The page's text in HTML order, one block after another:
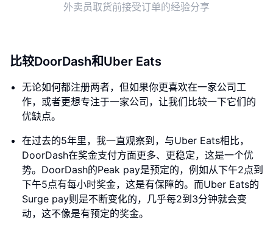
外卖员取货前接受订单的经验分享
比较DoorDash和Uber Eats
无论如何都注册两者，但如果你更喜欢在一家公司工
作，或者更想专注于一家公司，让我们比较一下它们的
优缺点。
在过去的5年里，我一直观察到，与Uber Eats相比，
DoorDash在奖金支付方面更多、更稳定，这是一个优
势。DoorDash的Peak pay是预定的，例如从下午2点到
下午5点有每小时奖金，这是有保障的。而Uber Eats的
Surge pay则是不断变化的，几乎每2到3分钟就会变
动，这不像是有预定的奖金。